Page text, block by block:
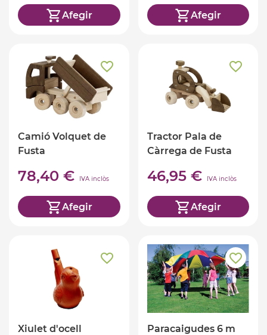
Afegir Afegir
Camió Volquet de
Fusta
78,40 € IVA inclòs
Afegir
Tractor Pala de
Càrrega de Fusta
46,95 € IVA inclòs
Afegir
Xiulet d'ocell
Paracaigudes 6 m